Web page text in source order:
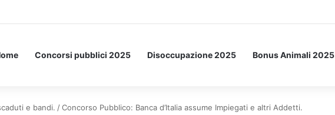
per Stare a Letto: ecco l’esperimento spaziale.
Concorsi pubblici 2025 Disoccupazione 2025 Bonus Animali 2025
e bandi. /Concorso Pubblico: Banca d’Italia assume Impiegati e altri Addetti.